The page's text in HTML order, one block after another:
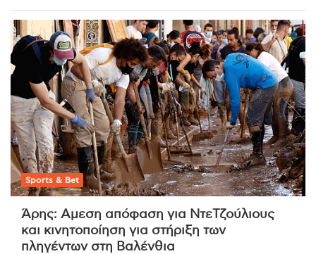
Sports & Bet
Άρης: Αμεση απόφαση για ΝτεΤζούλιους
και κινητοποίηση για στήριξη των
πληγέντων στη Βαλένθια